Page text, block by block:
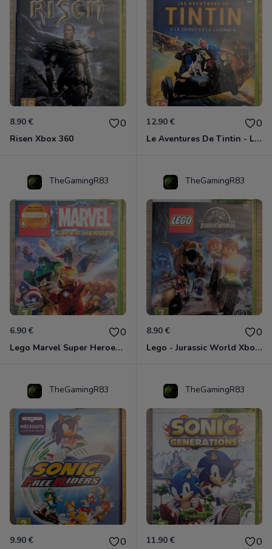
8.90 € 0
Risen Xbox 360
12.90 € 0
Le Aventures De Tintin - Le Secret De La Licorne Xbox 360
TheGamingR83
6.90 € 0
Lego Marvel Super Heroes Xbox 360
TheGamingR83
8.90 € 0
Lego - Jurassic World Xbox 360
TheGamingR83
9.90 € 0
TheGamingR83
11.90 € 0